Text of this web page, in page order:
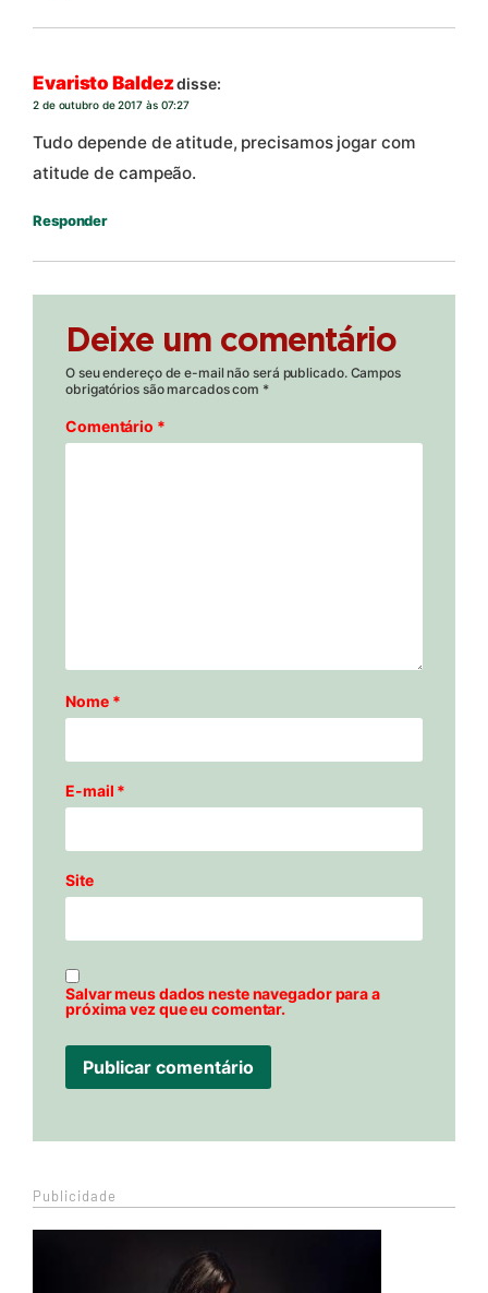
Evaristo Baldez disse:
2 de outubro de 2017 às 07:27
Tudo depende de atitude, precisamos jogar com
atitude de campeão.
Responder
Deixe um comentário
O seu endereço de e-mail não será publicado. Campos
obrigatórios são marcados com *
Comentário *
Nome *
E-mail *
Site
Salvar meus dados neste navegador para a
próxima vez que eu comentar.
Publicidade